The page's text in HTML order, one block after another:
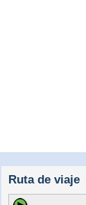
Ruta de viaje